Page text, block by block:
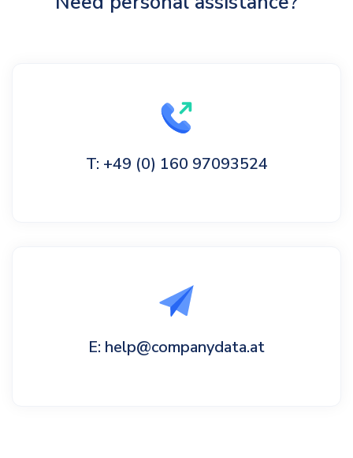
T: +49 (0) 160 97093524
E: help@companydata.at